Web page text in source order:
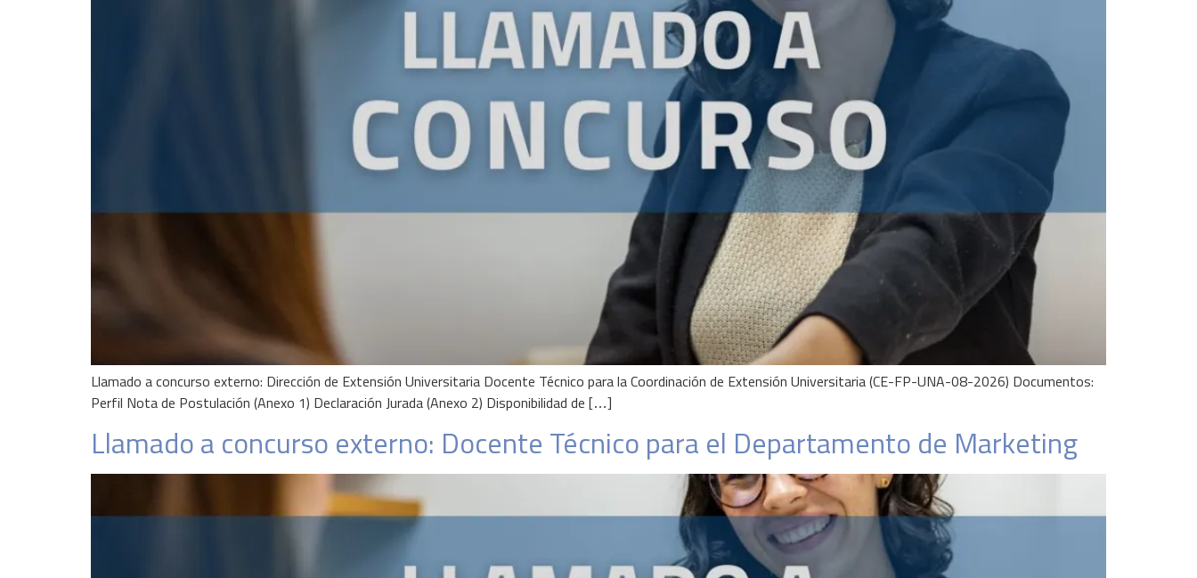
Llamado a concurso externo: Dirección de Extensión Universitaria Docente Técnico para la Coordinación de Extensión Universitaria (CE-FP-UNA-08-2026) Documentos:
Perfil Nota de Postulación (Anexo 1) Declaración Jurada (Anexo 2) Disponibilidad de […]
Llamado a concurso externo: Docente Técnico para el Departamento de Marketing